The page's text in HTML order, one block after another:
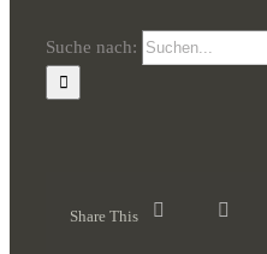
Suche nach:
Share This